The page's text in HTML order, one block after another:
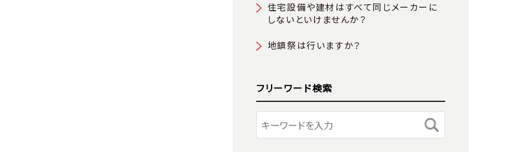
住宅設備や建材はすべて同じメーカーに
しないといけませんか？
地鎮祭は行いますか？
フリーワード検索